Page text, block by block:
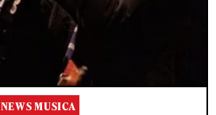
NEWS MUSICA